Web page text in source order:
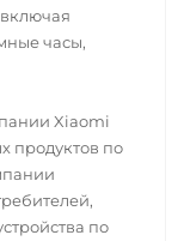
часы,
Xiaomi
продуктов по
по